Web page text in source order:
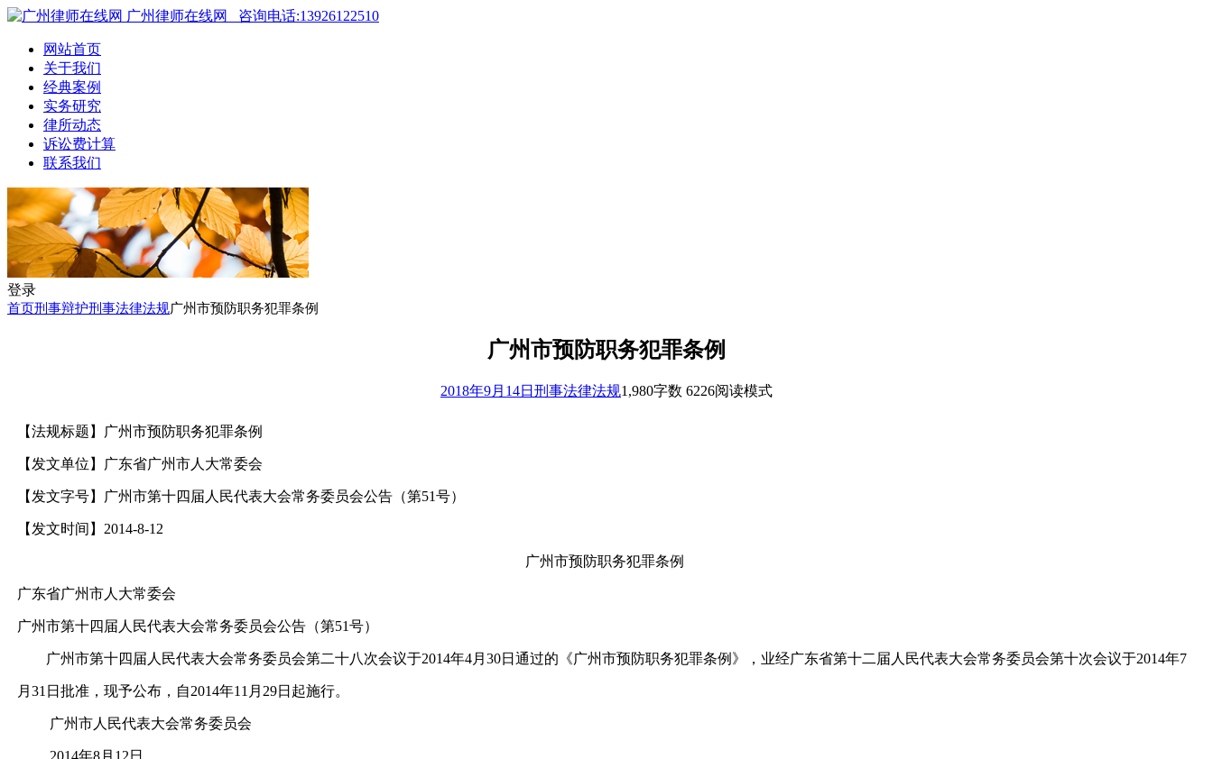
广州律师在线网 咨询电话:13926122510
网站首页
关于我们
经典案例
实务研究
律所动态
诉讼费计算
联系我们
登录
首页刑事辩护刑事法律法规广州市预防职务犯罪条例
广州市预防职务犯罪条例
2018年9月14日 刑事法律法规1,980字数 6226阅读模式
【法规标题】广州市预防职务犯罪条例
【发文单位】广东省广州市人大常委会
【发文字号】广州市第十四届人民代表大会常务委员会公告（第51号）
【发文时间】2014-8-12
广州市预防职务犯罪条例
广东省广州市人大常委会
广州市第十四届人民代表大会常务委员会公告（第51号）
广州市第十四届人民代表大会常务委员会第二十八次会议于2014年4月30日通过的《广州市预防职务犯罪条例》，业经广东省第十二届人民代表大会常务委员会第十次会议于2014年7
月31日批准，现予公布，自2014年11月29日起施行。
广州市人民代表大会常务委员会
2014年8月12日